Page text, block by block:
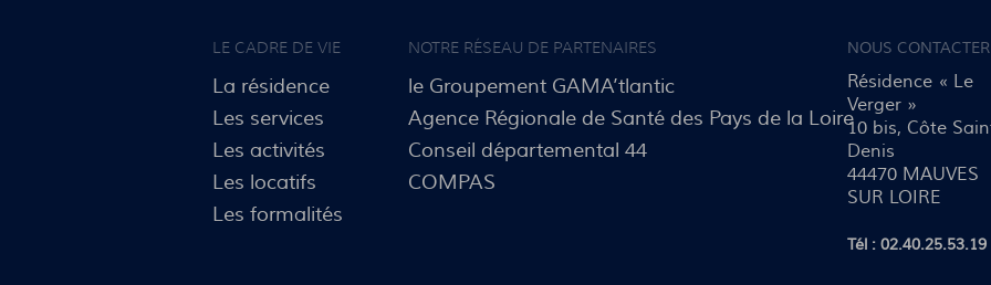
LE CADRE DE VIE
La résidence
Les services
Les activités
Les locatifs
Les formalités
NOTRE RÉSEAU DE PARTENAIRES
le Groupement GAMA’tlantic
Agence Régionale de Santé des Pays de la Loire
Conseil départemental 44
COMPAS
NOUS CONTACTER
Résidence « Le
Verger »
10 bis, Côte
Denis
44470 MAUVES
SUR LOIRE
Tél : 02.40.25.53.19